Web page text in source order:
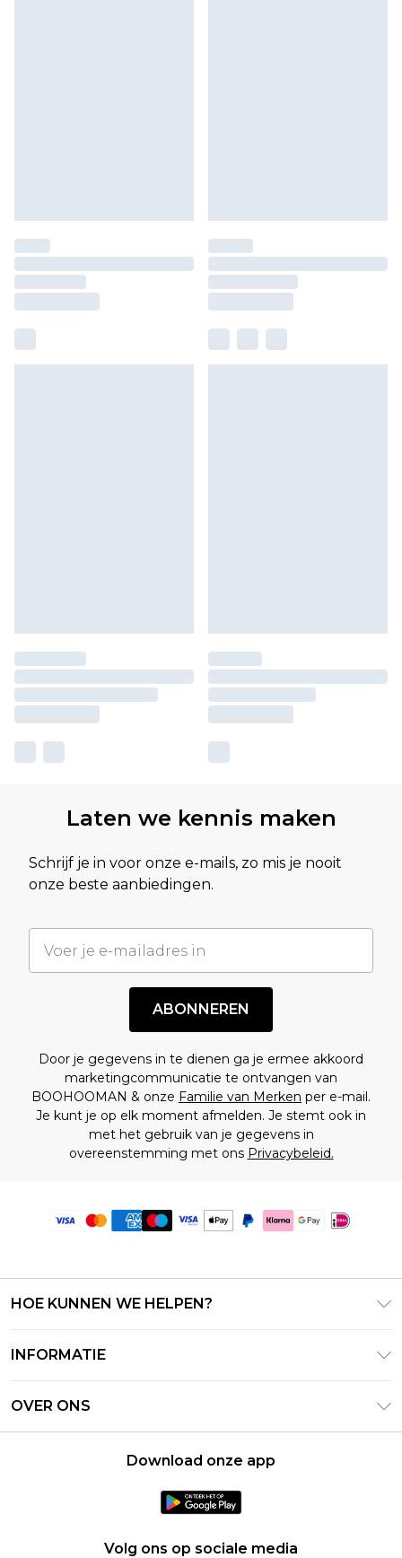
Laten we kennis maken
Schrijf je in voor onze e-mails, zo mis je nooit
onze beste aanbiedingen.
ABONNEREN
Door je gegevens in te dienen ga je ermee akkoord
marketingcommunicatie te ontvangen van
BOOHOOMAN & onze Familie van Merken per e-mail.
Je kunt je op elk moment afmelden. Je stemt ook in
met het gebruik van je gegevens in
overeenstemming met ons Privacybeleid.
HOE KUNNEN WE HELPEN?
Retourneer uw bestelling
Bezorginformatie
Retourbeleid – Bijgewerkt mei 2026
INFORMATIE
Privacybeleid - Bijgewerkt juni 2026
OVER ONS
Verklaring over moderne slavernij
Download onze app
Volg ons op sociale media